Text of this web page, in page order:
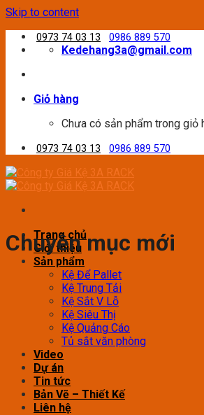
Skip to content
0973 74 03 13 0986 889 570
Kedehang3a@gmail.com
Giỏ hàng
Chưa có sản phẩm trong giỏ
0973 74 03 13 0986 889 570
Trang chủ
Giới thiệu
Sản phẩm
Kệ Để Pallet
Kệ Trung Tải
Kệ Sắt V Lỗ
Kệ Siêu Thị
Kệ Quảng Cáo
Tủ sắt văn phòng
Video
Dự án
Tin tức
Bản Vẽ – Thiết Kế
Liên hệ
Chuyên mục mới